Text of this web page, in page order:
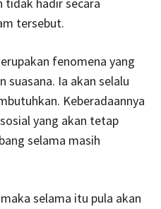
tidak hadir secara
tersebut.
fenomena yang
Ia akan selalu
Keberadaannya
yang akan tetap
selama masih
selama itu pula akan